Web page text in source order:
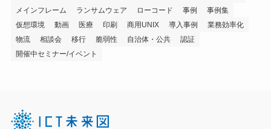
メインフレーム
ランサムウェア ローコード 事例
事例集
仮想環境
動画 医療 印刷 商用UNIX 導入事例
業務効率化
物流
相談会 移行 脆弱性 自治体・公共
認証
開催中セミナー/イベント